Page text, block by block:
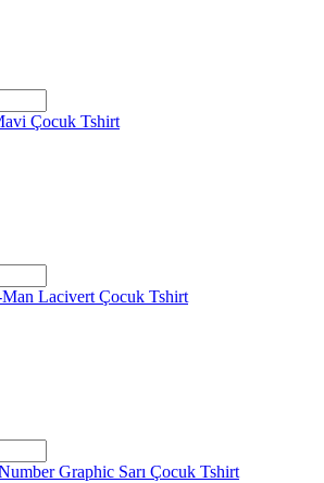
Çocuk Tshirt
Lacivert Çocuk Tshirt
Graphic Sarı Çocuk Tshirt